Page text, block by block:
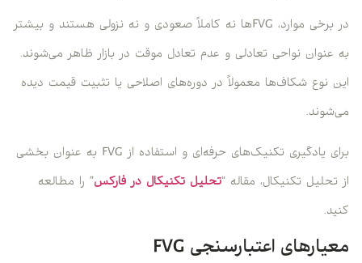
در برخی موارد، FVG‌ها نه کاملاً صعودی و نه نزولی هستند و بیشتر
به عنوان نواحی تعادلی و عدم تعادل موقت در بازار ظاهر می‌شوند.
این نوع شکاف‌ها معمولاً در دوره‌های اصلاحی یا تثبیت قیمت دیده
می‌شوند.
برای یادگیری تکنیک‌های حرفه‌ای و استفاده از FVG به عنوان بخشی
از تحلیل تکنیکال، مقاله “تحلیل تکنیکال در فارکس” را مطالعه
کنید.
معیارهای اعتبارسنجی FVG